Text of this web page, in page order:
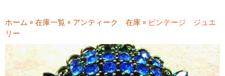
ン
ツ
へ
ス
キ
ホーム » 在庫一覧» アンティーク 在庫» ビンテージ ジュエ
リー